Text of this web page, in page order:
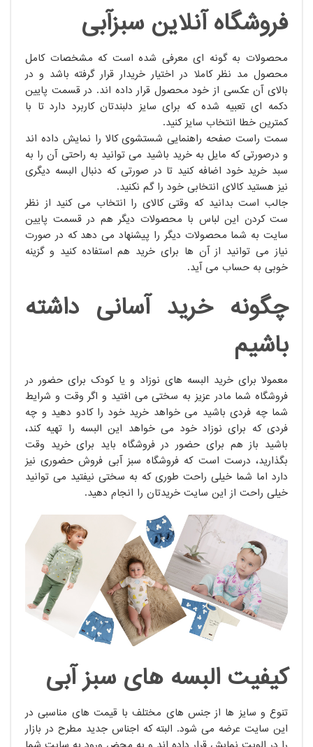
فروشگاه آنلاین سبزآبی
محصولات به گونه ای معرفی شده است که مشخصات کامل
محصول مد نظر کاملا در اختیار خریدار قرار گرفته باشد و در
بالای آن عکسی از خود محصول قرار داده اند. در قسمت پایین
دکمه ای تعبیه شده که برای سایز دلبندتان کاربرد دارد تا با
کمترین خطا انتخاب سایز کنید.
سمت راست صفحه راهنمایی شستشوی کالا را نمایش داده اند
و درصورتی که مایل به خرید باشید می توانید به راحتی آن را به
سبد خرید خود اضافه کنید تا در صورتی که دنبال البسه دیگری
نیز هستید کالای انتخابی خود را گم نکنید.
جالب است بدانید که وقتی کالای را انتخاب می کنید از نظر
ست کردن این لباس با محصولات دیگر هم در قسمت پایین
سایت به شما محصولات دیگر را پیشنهاد می دهد که در صورت
نیاز می توانید از آن ها برای خرید هم استفاده کنید و گزینه
خوبی به حساب می آید.
چگونه خرید آسانی داشته
باشیم
معمولا برای خرید البسه های نوزاد و یا کودک برای حضور در
فروشگاه شما مادر عزیز به سختی می افتید و اگر وقت و شرایط
شما چه فردی باشید می خواهد خرید خود را کادو دهید و چه
فردی که برای نوزاد خود می خواهد این البسه را تهیه کند،
باشید باز هم برای حضور در فروشگاه باید برای خرید وقت
بگذارید، درست است که فروشگاه سبز آبی فروش حضوری نیز
دارد اما شما خیلی راحت طوری که به سختی نیفتید می توانید
خیلی راحت از این سایت خریدتان را انجام دهید.
کیفیت البسه های سبز آبی
تنوع و سایز ها از جنس های مختلف با قیمت های مناسبی در
این سایت عرضه می شود. البته که اجناس جدید مطرح در بازار